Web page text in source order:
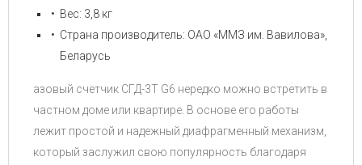
Вес: 3,8 кг
Страна производитель: ОАО «ММЗ им. Вавилова»,
Беларусь
азовый счетчик СГД-3T G6 нередко можно встретить в
частном доме или квартире. В основе его работы
лежит простой и надежный диафрагменный механизм,
который заслужил свою популярность благодаря